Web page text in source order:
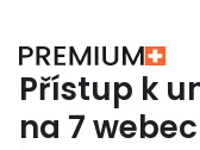
Přístup k
na 7